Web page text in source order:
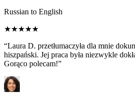
Russian to English
★★★★★
“Laura D. przetłumaczyła dla mnie
hiszpański. Jej praca była niezwykle
Gorąco polecam!”